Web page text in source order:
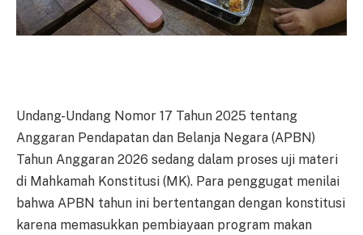
Undang-Undang Nomor 17 Tahun 2025 tentang
Anggaran Pendapatan dan Belanja Negara (APBN)
Tahun Anggaran 2026 sedang dalam proses uji materi
di Mahkamah Konstitusi (MK). Para penggugat menilai
bahwa APBN tahun ini bertentangan dengan konstitusi
karena memasukkan pembiayaan program makan